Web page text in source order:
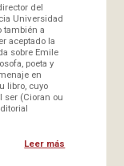
del
Universidad
también a
aceptado la
sobre Emile
poeta y
en
libro, cuyo
ser (Cioran ou
Leer más